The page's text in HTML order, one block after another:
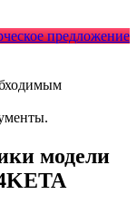
предложение
модели